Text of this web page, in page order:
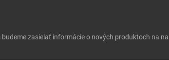
budeme zasielať informácie o nových produktoch na